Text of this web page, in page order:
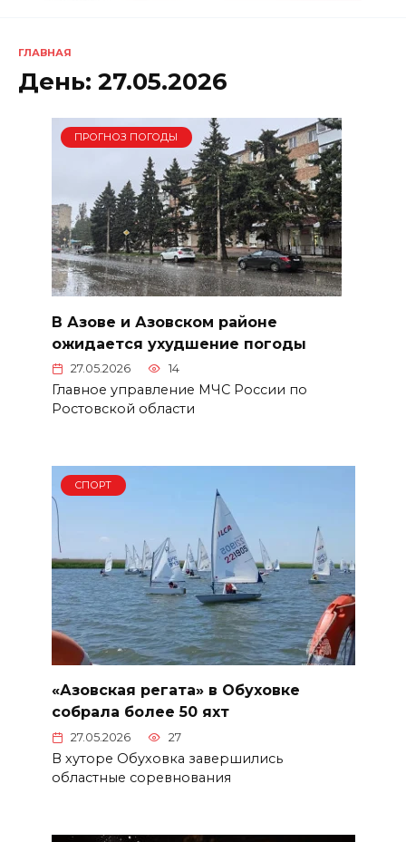
ГЛАВНАЯ
День: 27.05.2026
ПРОГНОЗ ПОГОДЫ
В Азове и Азовском районе
ожидается ухудшение погоды
27.05.2026 14
Главное управление МЧС России по
Ростовской области
СПОРТ
«Азовская регата» в Обуховке
собрала более 50 яхт
27.05.2026 27
В хуторе Обуховка завершились
областные соревнования